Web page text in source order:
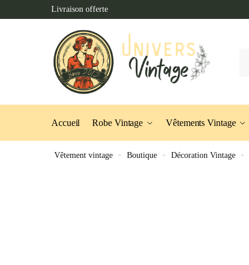
to
to
Livraison offerte
Accueil Robe Vintage Vêtements Vintage
Vêtement vintage » Boutique » Décoration Vintage »